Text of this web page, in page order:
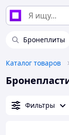
Бронеплиты
Каталог товаров
Фильтры